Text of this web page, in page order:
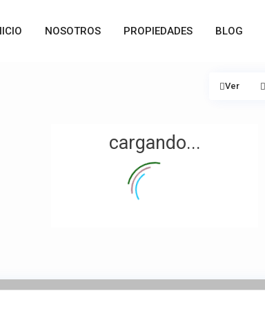
NOSOTROS PROPIEDADES BLOG
cargando...
Ver